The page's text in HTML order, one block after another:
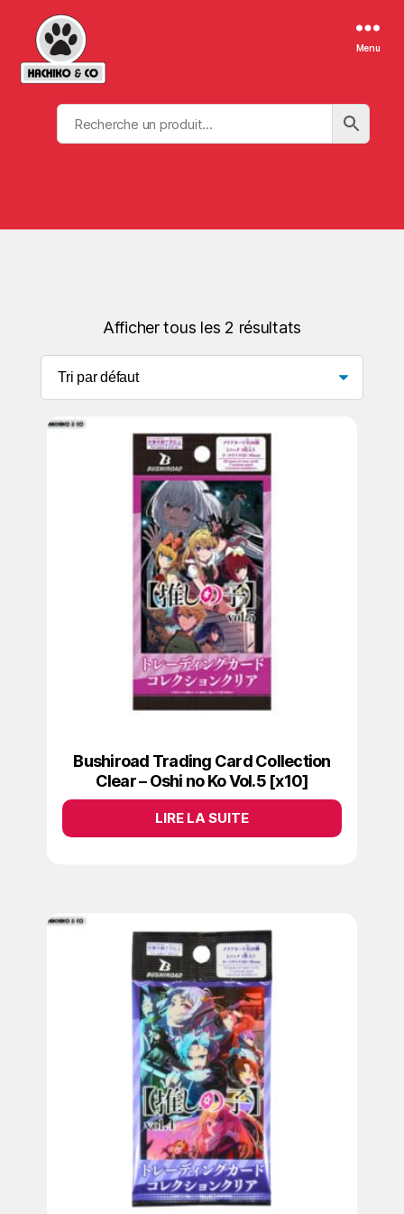
Menu
Afficher tous les 2 résultats
Bushiroad Trading Card Collection
Clear – Oshi no Ko Vol.5 [x10]
LIRE LA SUITE